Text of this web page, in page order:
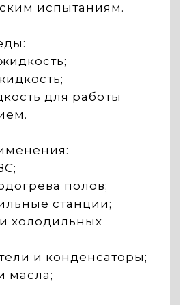
испытаниям.
для работы
полов;
станции;
холодильных
и конденсаторы;
масла;